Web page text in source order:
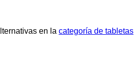
en la categoría de tabletas